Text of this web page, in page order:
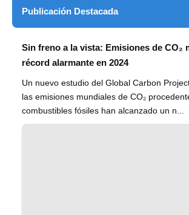
Publicación Destacada
Sin freno a la vista: Emisiones de CO₂
récord alarmante en 2024
Un nuevo estudio del Global Carbon
las emisiones mundiales de CO₂
combustibles fósiles han alcanzado un n...